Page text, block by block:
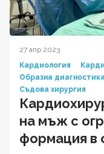
27 апр 2023
Кардиология
Образна диагностика
Съдова хирургия
на мъж с
формация в